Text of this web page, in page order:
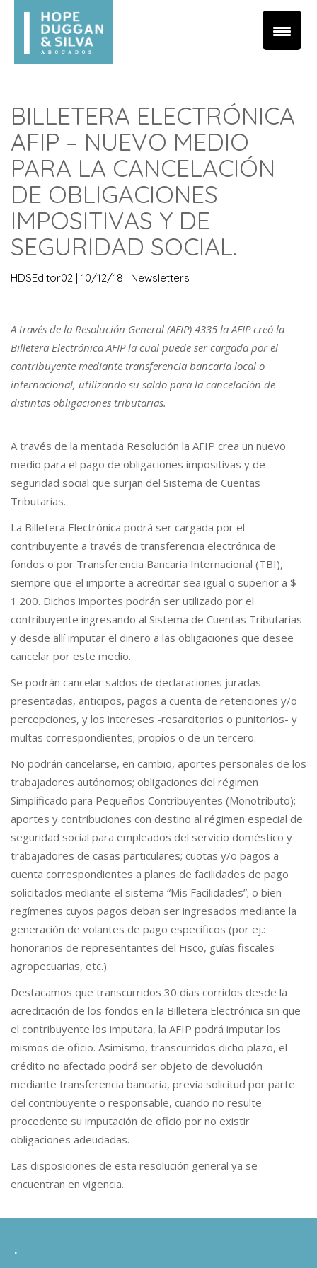
BILLETERA ELECTRÓNICA
AFIP – NUEVO MEDIO
PARA LA CANCELACIÓN
DE OBLIGACIONES
IMPOSITIVAS Y DE
SEGURIDAD SOCIAL.
HDSEditor02 | 10/12/18 | Newsletters
A través de la Resolución General (AFIP) 4335 la AFIP creó la
Billetera Electrónica AFIP la cual puede ser cargada por el
contribuyente mediante transferencia bancaria local o
internacional, utilizando su saldo para la cancelación de
distintas obligaciones tributarias.
A través de la mentada Resolución la AFIP crea un nuevo
medio para el pago de obligaciones impositivas y de
seguridad social que surjan del Sistema de Cuentas
Tributarias.
La Billetera Electrónica podrá ser cargada por el
contribuyente a través de transferencia electrónica de
fondos o por Transferencia Bancaria Internacional (TBI),
siempre que el importe a acreditar sea igual o superior a $
1.200. Dichos importes podrán ser utilizado por el
contribuyente ingresando al Sistema de Cuentas Tributarias
y desde allí imputar el dinero a las obligaciones que desee
cancelar por este medio.
Se podrán cancelar saldos de declaraciones juradas
presentadas, anticipos, pagos a cuenta de retenciones y/o
percepciones, y los intereses -resarcitorios o punitorios- y
multas correspondientes; propios o de un tercero.
No podrán cancelarse, en cambio, aportes personales de los
trabajadores autónomos; obligaciones del régimen
Simplificado para Pequeños Contribuyentes (Monotributo);
aportes y contribuciones con destino al régimen especial de
seguridad social para empleados del servicio doméstico y
trabajadores de casas particulares; cuotas y/o pagos a
cuenta correspondientes a planes de facilidades de pago
solicitados mediante el sistema “Mis Facilidades”; o bien
regímenes cuyos pagos deban ser ingresados mediante la
generación de volantes de pago específicos (por ej.:
honorarios de representantes del Fisco, guías fiscales
agropecuarias, etc.).
Destacamos que transcurridos 30 días corridos desde la
acreditación de los fondos en la Billetera Electrónica sin que
el contribuyente los imputara, la AFIP podrá imputar los
mismos de oficio. Asimismo, transcurridos dicho plazo, el
crédito no afectado podrá ser objeto de devolución
mediante transferencia bancaria, previa solicitud por parte
del contribuyente o responsable, cuando no resulte
procedente su imputación de oficio por no existir
obligaciones adeudadas.
Las disposiciones de esta resolución general ya se
encuentran en vigencia.
.